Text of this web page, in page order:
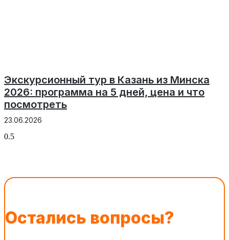
Экскурсионный тур в Казань из Минска
2026: программа на 5 дней, цена и что
посмотреть
23.06.2026
Остались вопросы?